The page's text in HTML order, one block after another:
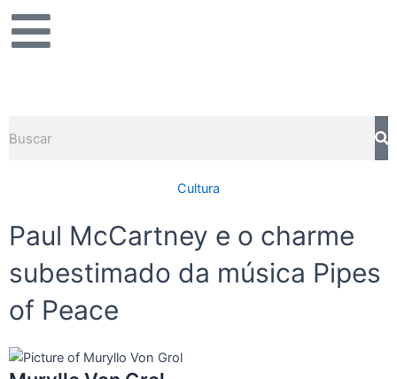
para
Cultura
Paul McCartney e o charme
subestimado da música Pipes
of Peace